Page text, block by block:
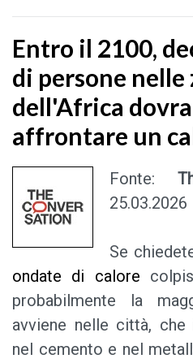
Entro il 2100,
di persone
dell'Africa
affrontare un
Fonte:
25.03.2026
Se
ondate di calore
probabilmente la
avviene nelle città,
nel cemento e nel